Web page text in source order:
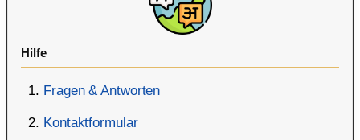
Hilfe
Fragen & Antworten
Kontaktformular